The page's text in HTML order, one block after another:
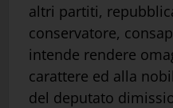
altri partiti,
conservatore,
intende rendere
carattere ed alla
del deputato